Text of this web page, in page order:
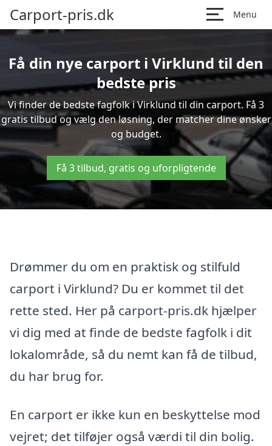
Carport-pris.dk Menu
Få din nye carport i Virklund til den
bedste pris
Vi finder de bedste fagfolk i Virklund til din carport. Få 3
gratis tilbud og vælg den løsning, der matcher dine ønsker
og budget.
Få 3 tilbud, gratis og uforpligtende
Drømmer du om en praktisk og stilfuld
carport i Virklund? Du er kommet til det
rette sted. Her på carport-pris.dk hjælper
vi dig med at finde de bedste fagfolk i dit
lokalområde, så du nemt kan få de tilbud,
du har brug for.
En carport er ikke kun en beskyttelse mod
vejret; det tilføjer også værdi til din bolig.